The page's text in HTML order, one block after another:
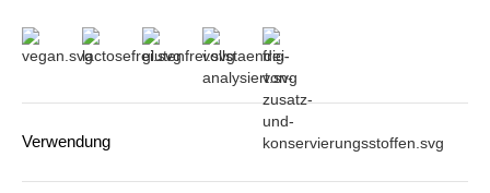
Verwendung